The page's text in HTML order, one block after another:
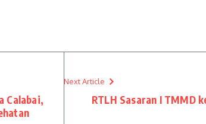
Calabai,
Next Article
RTLH Sasaran I TMMD